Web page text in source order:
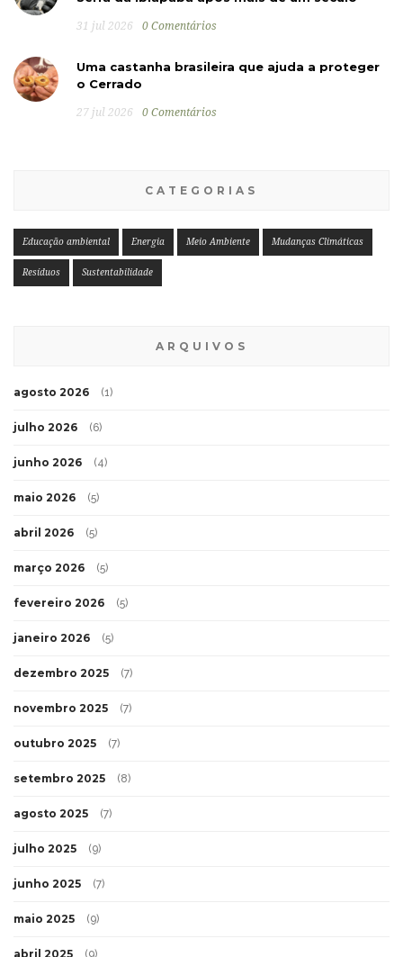
31 jul 2026 0 Comentários
Uma castanha brasileira que ajuda a proteger
o Cerrado
27 jul 2026 0 Comentários
CATEGORIAS
Educação ambiental Energia Meio Ambiente Mudanças Climáticas
Resíduos Sustentabilidade
ARQUIVOS
agosto 2026 (1)
julho 2026 (6)
junho 2026 (4)
maio 2026 (5)
abril 2026 (5)
março 2026 (5)
fevereiro 2026 (5)
janeiro 2026 (5)
dezembro 2025 (7)
novembro 2025 (7)
outubro 2025 (7)
setembro 2025 (8)
agosto 2025 (7)
julho 2025 (9)
junho 2025 (7)
maio 2025 (9)
abril 2025 (9)